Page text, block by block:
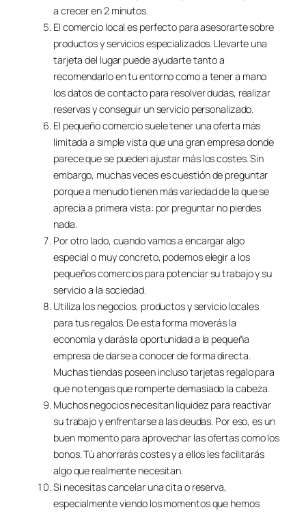
a crecer en 2 minutos.
El comercio local es perfecto para asesorarte sobre
productos y servicios especializados. Llevarte una
tarjeta del lugar puede ayudarte tanto a
recomendarlo en tu entorno como a tener a mano
los datos de contacto para resolver dudas, realizar
reservas y conseguir un servicio personalizado.
El pequeño comercio suele tener una oferta más
limitada a simple vista que una gran empresa donde
parece que se pueden ajustar más los costes. Sin
embargo, muchas veces es cuestión de preguntar
porque a menudo tienen más variedad de la que se
aprecia a primera vista: por preguntar no pierdes
nada.
Por otro lado, cuando vamos a encargar algo
especial o muy concreto, podemos elegir a los
pequeños comercios para potenciar su trabajo y su
servicio a la sociedad.
Utiliza los negocios, productos y servicio locales
para tus regalos. De esta forma moverás la
economía y darás la oportunidad a la pequeña
empresa de darse a conocer de forma directa.
Muchas tiendas poseen incluso tarjetas regalo para
que no tengas que romperte demasiado la cabeza.
Muchos negocios necesitan liquidez para reactivar
su trabajo y enfrentarse a las deudas. Por eso, es un
buen momento para aprovechar las ofertas como los
bonos. Tú ahorrarás costes y a ellos les facilitarás
algo que realmente necesitan.
Si necesitas cancelar una cita o reserva,
especialmente viendo los momentos que hemos